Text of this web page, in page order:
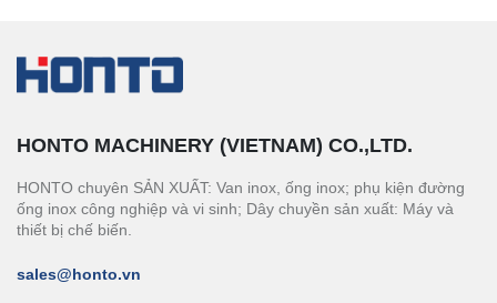
HONTO MACHINERY (VIETNAM) CO.,LTD.
HONTO chuyên SẢN XUẤT: Van inox, ống inox; phụ kiện đường
ống inox công nghiệp và vi sinh; Dây chuyền sản xuất: Máy và
thiết bị chế biến.
sales@honto.vn